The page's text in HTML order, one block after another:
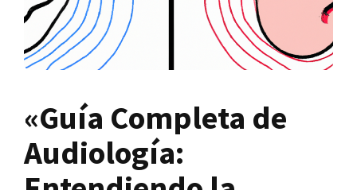
«Guía Completa de
Audiología: